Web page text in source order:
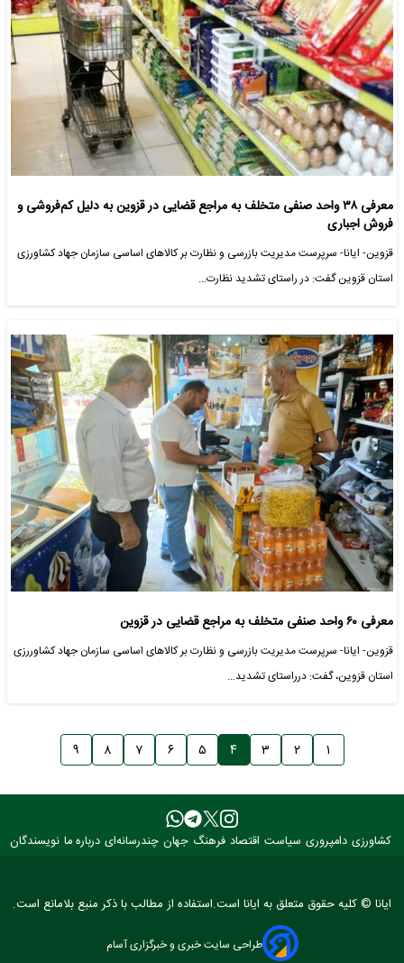
معرفی ۳۸ واحد صنفی متخلف به مراجع قضایی در قزوین به دلیل کم‌فروشی و
فروش اجباری
قزوین- ایانا- سرپرست مدیریت بازرسی و نظارت بر کالاهای اساسی سازمان جهاد کشاورزی
استان قزوین گفت: در راستای تشدید نظارت…
معرفی ۶۰ واحد صنفی متخلف به مراجع قضایی در قزوین
قزوین- ایانا- سرپرست مدیریت بازرسی و نظارت بر کالاهای اساسی سازمان جهاد کشاوررزی
استان قزوین، گفت: درراستای تشدید…
۱ ۲ ۳ ۴ ۵ ۶ ۷ ۸ ۹
کشاورزی دامپروری سیاست اقتصاد فرهنگ جهان چندرسانه‌ای درباره ما نویسندگان
ایانا © کلیه حقوق متعلق به ایانا است.استفاده از مطالب با ذکر منبع بلامانع است.
طراحی سایت خبری و خبرگزاری آسام